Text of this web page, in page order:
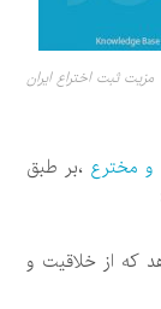
مزیت ثبت اختراع ایران
و مخترع ،بر طبق
که از خلاقیت و